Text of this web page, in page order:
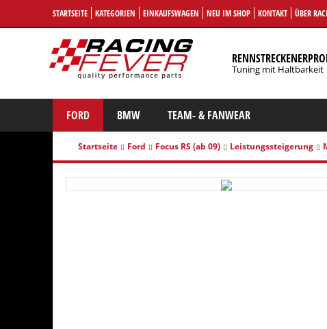
STARTSEITE KATEGORIEN EINKAUFSWAGEN NEU IM SHOP KONTAKT ÜBER
Tuning mit Haltbarkeit
FORD BMW TEAM- & FANWEAR
Startseite Ford Focus RS (ab 09) Leistungssteigerung